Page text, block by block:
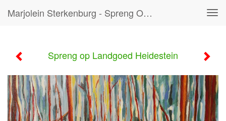
Marjolein Sterkenburg - Spreng Op Landgoed Heidestein
Spreng op Landgoed Heidestein